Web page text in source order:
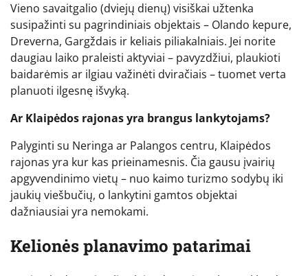
Vieno savaitgalio (dviejų dienų) visiškai užtenka
susipažinti su pagrindiniais objektais – Olando kepure,
Dreverna, Gargždais ir keliais piliakalniais. Jei norite
daugiau laiko praleisti aktyviai – pavyzdžiui, plaukioti
baidarėmis ar ilgiau važinėti dviračiais – tuomet verta
planuoti ilgesnę išvyką.
Ar Klaipėdos rajonas yra brangus lankytojams?
Palyginti su Neringa ar Palangos centru, Klaipėdos
rajonas yra kur kas prieinamesnis. Čia gausu įvairių
apgyvendinimo vietų – nuo kaimo turizmo sodybų iki
jaukių viešbučių, o lankytini gamtos objektai
dažniausiai yra nemokami.
Kelionės planavimo patarimai